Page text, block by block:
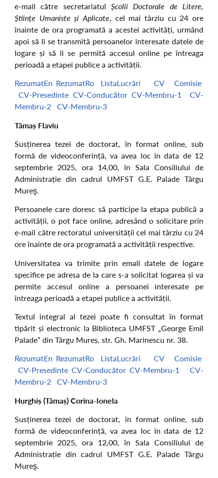
e-mail către secretariatul Școlii Doctorale de Litere,
Științe Umaniste și Aplicate, cel mai târziu cu 24 ore
înainte de ora programată a acestei activități, urmând
apoi să li se transmită persoanelor interesate datele de
logare și să li se permită accesul online pe întreaga
perioadă a etapei publice a activității.
RezumatEn RezumatRo ListaLucrări CV
Comisie
CV-Presedinte CV-Conducător CV-Membru-1
CV-
Membru-2 CV-Membru-3
Tămaș Flaviu
Susținerea tezei de doctorat, în format online, sub
formă de videoconferință, va avea loc în data de 12
septembrie 2025, ora 14,00, în Sala Consiliului de
Administrație din cadrul UMFST G.E. Palade Târgu
Mureş.
Persoanele care doresc să participe la etapa publică a
activității, o pot face online, adresând o solicitare prin
e-mail către rectoratul universității cel mai târziu cu 24
ore înainte de ora programată a activității respective.
Universitatea va trimite prin email datele de logare
specifice pe adresa de la care s-a solicitat logarea și va
permite accesul online a persoanei interesate pe
întreaga perioadă a etapei publice a activității.
Textul integral al tezei poate fi consultat în format
tipărit și electronic la Biblioteca UMFST „George Emil
Palade” din Târgu Mureș, str. Gh. Marinescu nr. 38.
RezumatEn RezumatRo ListaLucrări CV
Comisie
CV-Presedinte CV-Conducător CV-Membru-1
CV-
Membru-2 CV-Membru-3
Hurghiș (Tămaș) Corina-Ionela
Susținerea tezei de doctorat, în format online, sub
formă de videoconferință, va avea loc în data de 12
septembrie 2025, ora 12,00, în Sala Consiliului de
Administrație din cadrul UMFST G.E. Palade Târgu
Mureş.